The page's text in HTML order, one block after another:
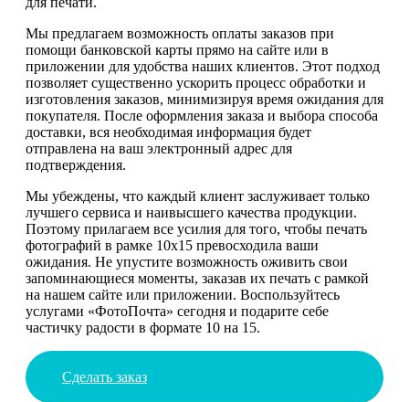
Мы предлагаем возможность оплаты заказов при
помощи банковской карты прямо на сайте или в
приложении для удобства наших клиентов. Этот подход
позволяет существенно ускорить процесс обработки и
изготовления заказов, минимизируя время ожидания для
покупателя. После оформления заказа и выбора способа
доставки, вся необходимая информация будет
отправлена на ваш электронный адрес для
подтверждения.
Мы убеждены, что каждый клиент заслуживает только
лучшего сервиса и наивысшего качества продукции.
Поэтому прилагаем все усилия для того, чтобы печать
фотографий в рамке 10х15 превосходила ваши
ожидания. Не упустите возможность оживить свои
запоминающиеся моменты, заказав их печать с рамкой
на нашем сайте или приложении. Воспользуйтесь
услугами «ФотоПочта» сегодня и подарите себе
частичку радости в формате 10 на 15.
Сделать заказ